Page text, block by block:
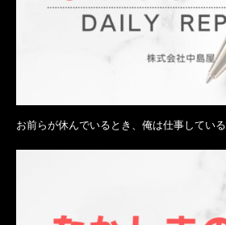
お前らが休んでいるとき、俺は仕事している